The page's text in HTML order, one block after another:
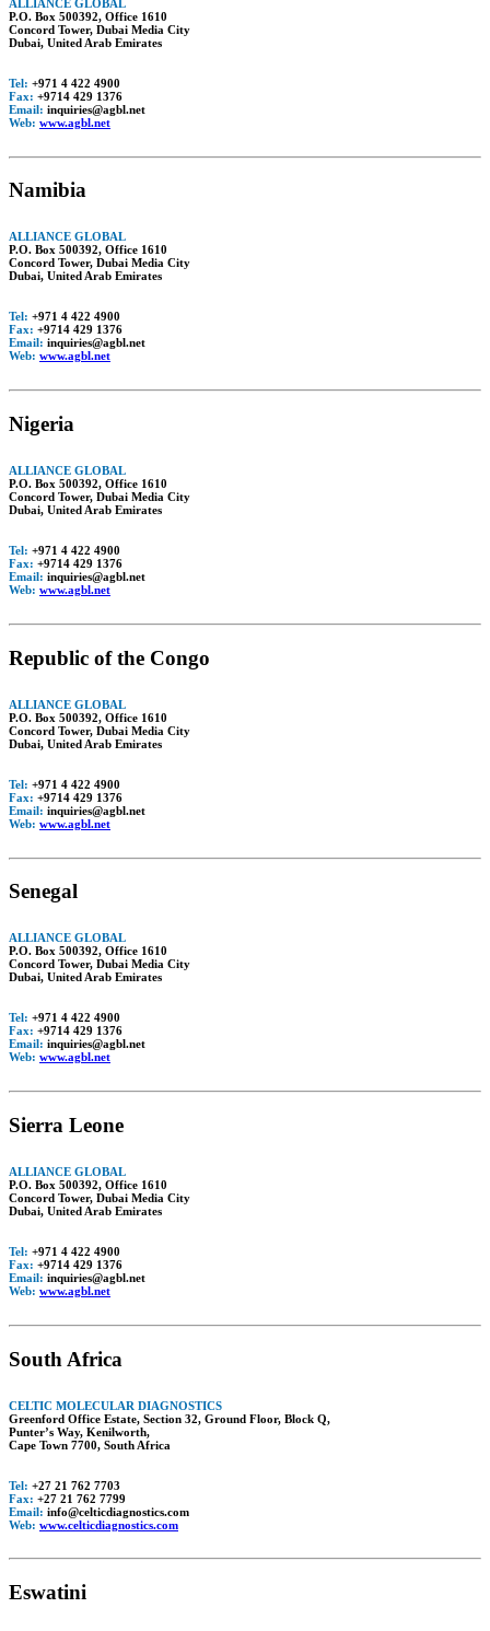
ALLIANCE GLOBAL
P.O. Box 500392, Office 1610
Concord Tower, Dubai Media City
Dubai, United Arab Emirates
Tel: +971 4 422 4900
Fax: +9714 429 1376
Email: inquiries@agbl.net
Web: www.agbl.net
Namibia
ALLIANCE GLOBAL
P.O. Box 500392, Office 1610
Concord Tower, Dubai Media City
Dubai, United Arab Emirates
Tel: +971 4 422 4900
Fax: +9714 429 1376
Email: inquiries@agbl.net
Web: www.agbl.net
Nigeria
ALLIANCE GLOBAL
P.O. Box 500392, Office 1610
Concord Tower, Dubai Media City
Dubai, United Arab Emirates
Tel: +971 4 422 4900
Fax: +9714 429 1376
Email: inquiries@agbl.net
Web: www.agbl.net
Republic of the Congo
ALLIANCE GLOBAL
P.O. Box 500392, Office 1610
Concord Tower, Dubai Media City
Dubai, United Arab Emirates
Tel: +971 4 422 4900
Fax: +9714 429 1376
Email: inquiries@agbl.net
Web: www.agbl.net
Senegal
ALLIANCE GLOBAL
P.O. Box 500392, Office 1610
Concord Tower, Dubai Media City
Dubai, United Arab Emirates
Tel: +971 4 422 4900
Fax: +9714 429 1376
Email: inquiries@agbl.net
Web: www.agbl.net
Sierra Leone
ALLIANCE GLOBAL
P.O. Box 500392, Office 1610
Concord Tower, Dubai Media City
Dubai, United Arab Emirates
Tel: +971 4 422 4900
Fax: +9714 429 1376
Email: inquiries@agbl.net
Web: www.agbl.net
South Africa
CELTIC MOLECULAR DIAGNOSTICS
Greenford Office Estate, Section 32, Ground Floor, Block Q,
Punter’s Way, Kenilworth,
Cape Town 7700, South Africa
Tel: +27 21 762 7703
Fax: +27 21 762 7799
Email: info@celticdiagnostics.com
Web: www.celticdiagnostics.com
Eswatini